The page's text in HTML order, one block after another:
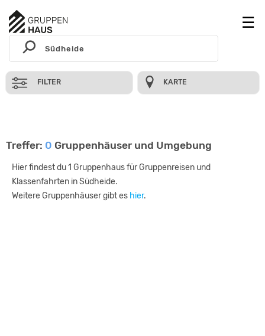
FILTER KARTE
Treffer: 0 Gruppenhäuser und Umgebung
Hier findest du 1 Gruppenhaus für Gruppenreisen und
Klassenfahrten in Südheide.
Weitere Gruppenhäuser gibt es hier.